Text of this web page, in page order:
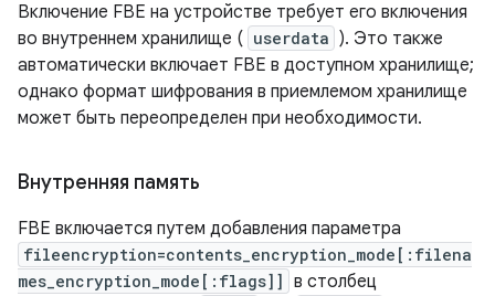
Включение FBE на устройстве требует его включения
во внутреннем хранилище ( userdata ). Это также
автоматически включает FBE в доступном хранилище;
однако формат шифрования в приемлемом хранилище
может быть переопределен при необходимости.
Внутренняя память
FBE включается путем добавления параметра
fileencryption=contents_encryption_mode[:filena
mes_encryption_mode[:flags]] в столбец